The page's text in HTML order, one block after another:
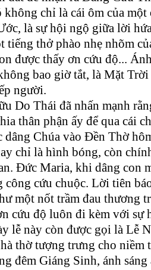
chỉ là cái ôm của một
là sự hội ngộ giữa lời
thở phào nhẹ nhõm
được thấy ơn cứu độ...
bao giờ tắt, là Mặt
người.
Do Thái đã nhấn mạnh
thân phận ấy để qua cái
dâng Chúa vào Đền Thờ
chỉ là hình bóng, còn
Đức Maria, khi dâng con
cứu chuộc. Lời tiên
một nốt trầm đau thương
cứu độ luôn đi kèm với sự
lễ này còn được gọi là Lễ
thờ tượng trưng cho
đêm Giáng Sinh, ánh